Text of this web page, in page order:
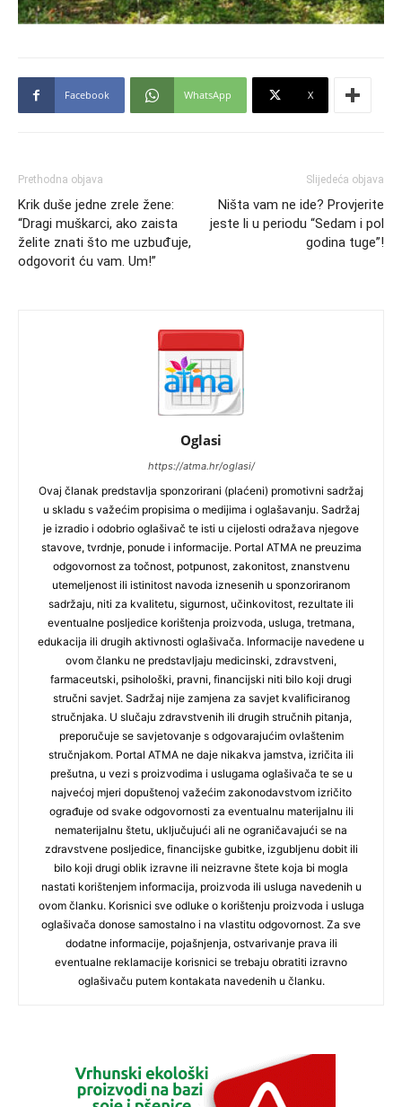
Facebook WhatsApp X
Prethodna objava
Krik duše jedne zrele žene:
“Dragi muškarci, ako zaista
želite znati što me uzbuđuje,
odgovorit ću vam. Um!”
Slijedeća objava
Ništa vam ne ide? Provjerite
jeste li u periodu “Sedam i pol
godina tuge”!
Oglasi
https://atma.hr/oglasi/
Ovaj članak predstavlja sponzorirani (plaćeni) promotivni sadržaj
u skladu s važećim propisima o medijima i oglašavanju. Sadržaj
je izradio i odobrio oglašivač te isti u cijelosti odražava njegove
stavove, tvrdnje, ponude i informacije. Portal ATMA ne preuzima
odgovornost za točnost, potpunost, zakonitost, znanstvenu
utemeljenost ili istinitost navoda iznesenih u sponzoriranom
sadržaju, niti za kvalitetu, sigurnost, učinkovitost, rezultate ili
eventualne posljedice korištenja proizvoda, usluga, tretmana,
edukacija ili drugih aktivnosti oglašivača. Informacije navedene u
ovom članku ne predstavljaju medicinski, zdravstveni,
farmaceutski, psihološki, pravni, financijski niti bilo koji drugi
stručni savjet. Sadržaj nije zamjena za savjet kvalificiranog
stručnjaka. U slučaju zdravstvenih ili drugih stručnih pitanja,
preporučuje se savjetovanje s odgovarajućim ovlaštenim
stručnjakom. Portal ATMA ne daje nikakva jamstva, izričita ili
prešutna, u vezi s proizvodima i uslugama oglašivača te se u
najvećoj mjeri dopuštenoj važećim zakonodavstvom izričito
ograđuje od svake odgovornosti za eventualnu materijalnu ili
nematerijalnu štetu, uključujući ali ne ograničavajući se na
zdravstvene posljedice, financijske gubitke, izgubljenu dobit ili
bilo koji drugi oblik izravne ili neizravne štete koja bi mogla
nastati korištenjem informacija, proizvoda ili usluga navedenih u
ovom članku. Korisnici sve odluke o korištenju proizvoda i usluga
oglašivača donose samostalno i na vlastitu odgovornost. Za sve
dodatne informacije, pojašnjenja, ostvarivanje prava ili
eventualne reklamacije korisnici se trebaju obratiti izravno
oglašivaču putem kontakata navedenih u članku.